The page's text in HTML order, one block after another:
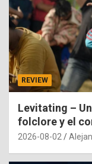
REVIEW
Levitating –
folclore y el
2026-08-02